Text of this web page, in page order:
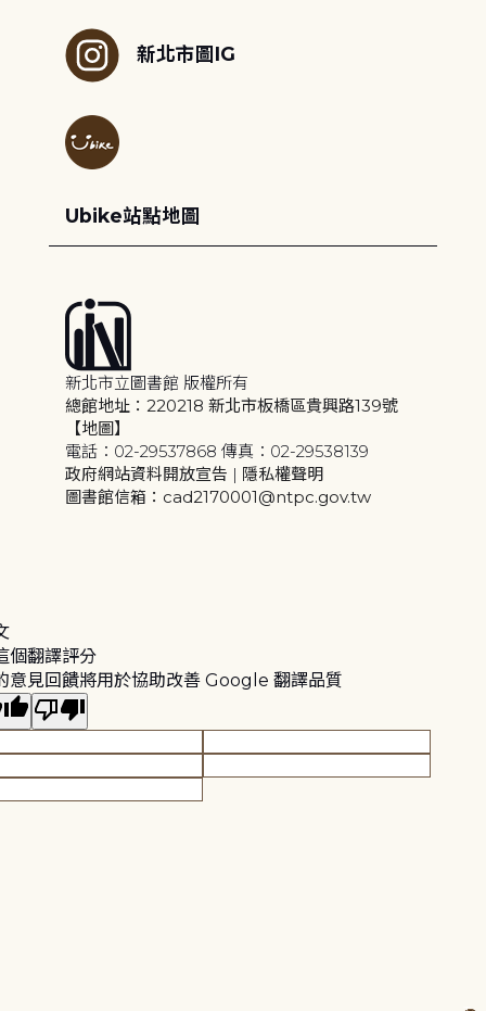
新北市圖IG
Ubike站點地圖
新北市立圖書館 版權所有
總館地址：220218 新北市板橋區貴興路139號
【地圖】
電話：02-29537868 傳真：02-29538139
政府網站資料開放宣告 | 隱私權聲明
圖書館信箱：cad2170001@ntpc.gov.tw
個翻譯評分
意見回饋將用於協助改善 Google 翻譯品質